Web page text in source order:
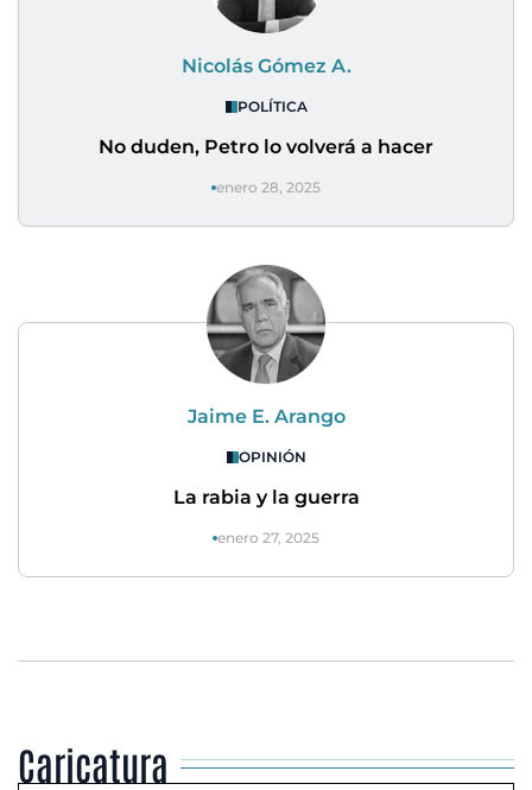
Nicolás Gómez A.
POLÍTICA
No duden, Petro lo volverá a hacer
enero 28, 2025
Jaime E. Arango
OPINIÓN
La rabia y la guerra
enero 27, 2025
Caricatura